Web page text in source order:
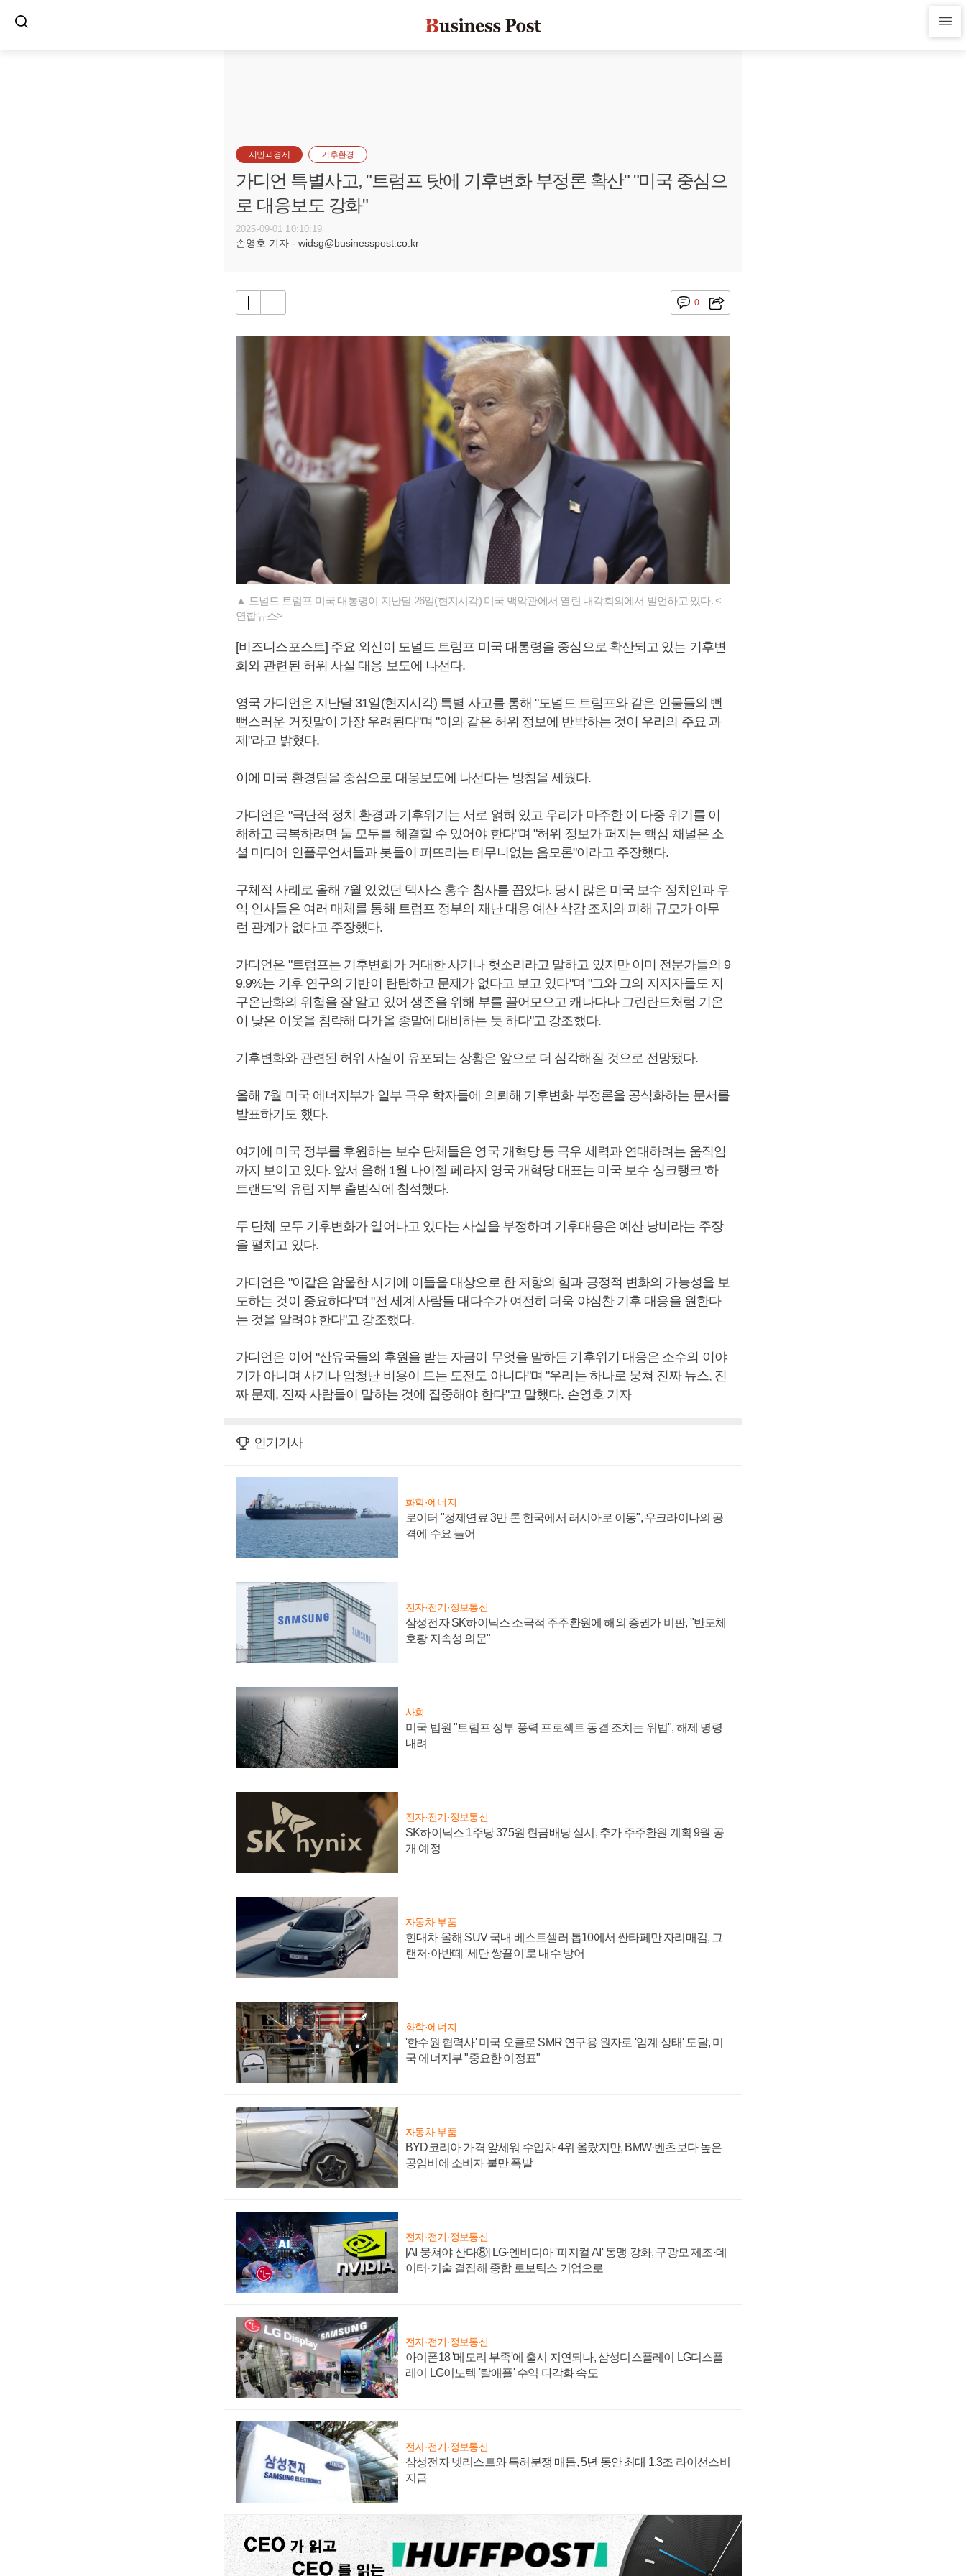
시민과경제 기후환경
가디언 특별사고, "트럼프 탓에 기후변화 부정론 확산" "미국 중심으
로 대응보도 강화"
2025-09-01 10:10:19
손영호 기자 - widsg@businesspost.co.kr
0
▲ 도널드 트럼프 미국 대통령이 지난달 26일(현지시각) 미국 백악관에서 열린 내각회의에서 발언하고 있다. <
연합뉴스>
[비즈니스포스트] 주요 외신이 도널드 트럼프 미국 대통령을 중심으로 확산되고 있는 기후변
화와 관련된 허위 사실 대응 보도에 나선다.
영국 가디언은 지난달 31일(현지시각) 특별 사고를 통해 "도널드 트럼프와 같은 인물들의 뻔
뻔스러운 거짓말이 가장 우려된다"며 "이와 같은 허위 정보에 반박하는 것이 우리의 주요 과
제"라고 밝혔다.
이에 미국 환경팀을 중심으로 대응보도에 나선다는 방침을 세웠다.
가디언은 "극단적 정치 환경과 기후위기는 서로 얽혀 있고 우리가 마주한 이 다중 위기를 이
해하고 극복하려면 둘 모두를 해결할 수 있어야 한다"며 "허위 정보가 퍼지는 핵심 채널은 소
셜 미디어 인플루언서들과 봇들이 퍼뜨리는 터무니없는 음모론"이라고 주장했다.
구체적 사례로 올해 7월 있었던 텍사스 홍수 참사를 꼽았다. 당시 많은 미국 보수 정치인과 우
익 인사들은 여러 매체를 통해 트럼프 정부의 재난 대응 예산 삭감 조치와 피해 규모가 아무
런 관계가 없다고 주장했다.
가디언은 "트럼프는 기후변화가 거대한 사기나 헛소리라고 말하고 있지만 이미 전문가들의 9
9.9%는 기후 연구의 기반이 탄탄하고 문제가 없다고 보고 있다"며 "그와 그의 지지자들도 지
구온난화의 위험을 잘 알고 있어 생존을 위해 부를 끌어모으고 캐나다나 그린란드처럼 기온
이 낮은 이웃을 침략해 다가올 종말에 대비하는 듯 하다"고 강조했다.
기후변화와 관련된 허위 사실이 유포되는 상황은 앞으로 더 심각해질 것으로 전망됐다.
올해 7월 미국 에너지부가 일부 극우 학자들에 의뢰해 기후변화 부정론을 공식화하는 문서를
발표하기도 했다.
여기에 미국 정부를 후원하는 보수 단체들은 영국 개혁당 등 극우 세력과 연대하려는 움직임
까지 보이고 있다. 앞서 올해 1월 나이젤 페라지 영국 개혁당 대표는 미국 보수 싱크탱크 '하
트랜드'의 유럽 지부 출범식에 참석했다.
두 단체 모두 기후변화가 일어나고 있다는 사실을 부정하며 기후대응은 예산 낭비라는 주장
을 펼치고 있다.
가디언은 "이같은 암울한 시기에 이들을 대상으로 한 저항의 힘과 긍정적 변화의 가능성을 보
도하는 것이 중요하다"며 "전 세계 사람들 대다수가 여전히 더욱 야심찬 기후 대응을 원한다
는 것을 알려야 한다"고 강조했다.
가디언은 이어 "산유국들의 후원을 받는 자금이 무엇을 말하든 기후위기 대응은 소수의 이야
기가 아니며 사기나 엄청난 비용이 드는 도전도 아니다"며 "우리는 하나로 뭉쳐 진짜 뉴스, 진
짜 문제, 진짜 사람들이 말하는 것에 집중해야 한다"고 말했다. 손영호 기자
인기기사
화학·에너지
로이터 "정제연료 3만 톤 한국에서 러시아로 이동", 우크라이나의 공
격에 수요 늘어
전자·전기·정보통신
삼성전자 SK하이닉스 소극적 주주환원에 해외 증권가 비판, "반도체
호황 지속성 의문"
사회
미국 법원 "트럼프 정부 풍력 프로젝트 동결 조치는 위법", 해제 명령
내려
전자·전기·정보통신
SK하이닉스 1주당 375원 현금배당 실시, 추가 주주환원 계획 9월 공
개 예정
자동차·부품
현대차 올해 SUV 국내 베스트셀러 톱10에서 싼타페만 자리매김, 그
랜저·아반떼 '세단 쌍끌이'로 내수 방어
화학·에너지
'한수원 협력사' 미국 오클로 SMR 연구용 원자로 '임계 상태' 도달, 미
국 에너지부 "중요한 이정표"
자동차·부품
BYD코리아 가격 앞세워 수입차 4위 올랐지만, BMW·벤츠보다 높은
공임비에 소비자 불만 폭발
전자·전기·정보통신
[AI 뭉쳐야 산다⑧] LG·엔비디아 '피지컬 AI' 동맹 강화, 구광모 제조·데
이터·기술 결집해 종합 로보틱스 기업으로
전자·전기·정보통신
아이폰18 '메모리 부족'에 출시 지연되나, 삼성디스플레이 LG디스플
레이 LG이노텍 '탈애플' 수익 다각화 속도
전자·전기·정보통신
삼성전자 넷리스트와 특허분쟁 매듭, 5년 동안 최대 1.3조 라이선스비
지급